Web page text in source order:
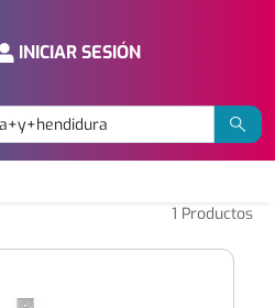
INICIAR SESIÓN
1 Productos